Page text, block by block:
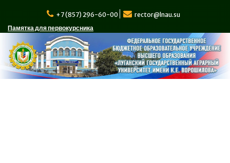
содержимому
+7 (857) 296-60-00
rector@lnau.su
Памятка для первокурсника